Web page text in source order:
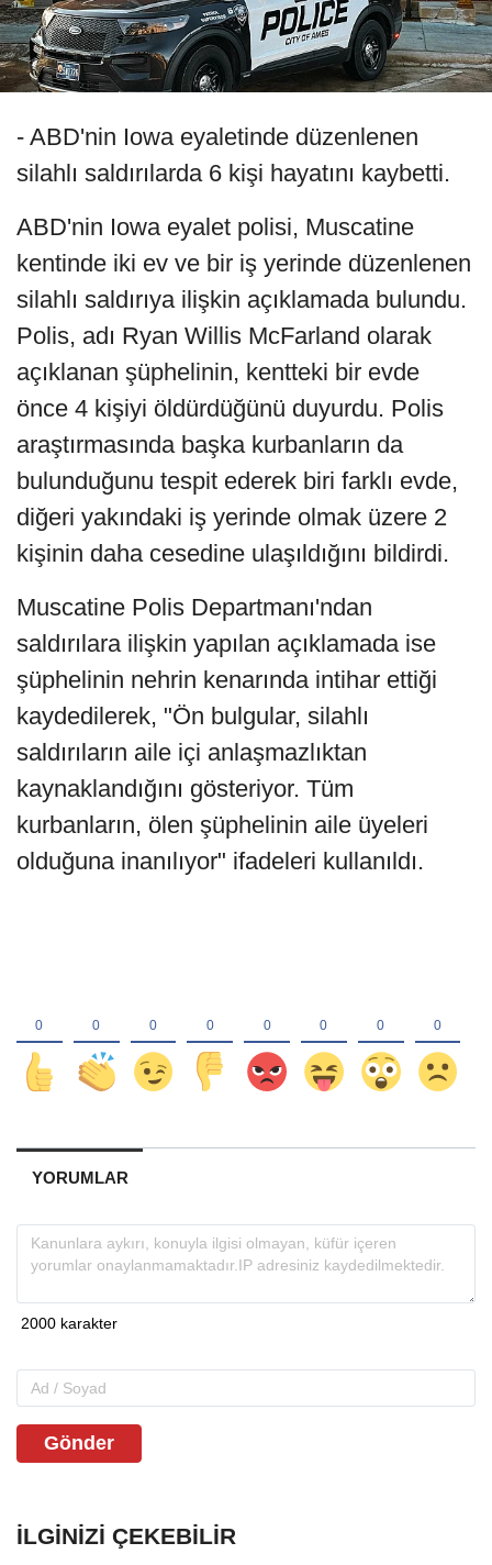
- ABD'nin Iowa eyaletinde düzenlenen
silahlı saldırılarda 6 kişi hayatını kaybetti.
ABD'nin Iowa eyalet polisi, Muscatine
kentinde iki ev ve bir iş yerinde düzenlenen
silahlı saldırıya ilişkin açıklamada bulundu.
Polis, adı Ryan Willis McFarland olarak
açıklanan şüphelinin, kentteki bir evde
önce 4 kişiyi öldürdüğünü duyurdu. Polis
araştırmasında başka kurbanların da
bulunduğunu tespit ederek biri farklı evde,
diğeri yakındaki iş yerinde olmak üzere 2
kişinin daha cesedine ulaşıldığını bildirdi.
Muscatine Polis Departmanı'ndan
saldırılara ilişkin yapılan açıklamada ise
şüphelinin nehrin kenarında intihar ettiği
kaydedilerek, "Ön bulgular, silahlı
saldırıların aile içi anlaşmazlıktan
kaynaklandığını gösteriyor. Tüm
kurbanların, ölen şüphelinin aile üyeleri
olduğuna inanılıyor" ifadeleri kullanıldı.
YORUMLAR
Gönder
İLGINIZI ÇEKEBILIR